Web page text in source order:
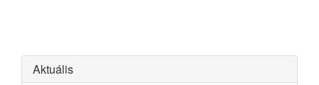
Aktuális